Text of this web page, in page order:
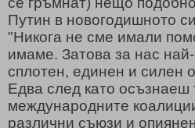
Путин в новогодишното
"Никога не сме имали
имаме. Затова за нас
сплотен, единен и силен
Едва след като осъзнаеш
международните
различни съюзи и